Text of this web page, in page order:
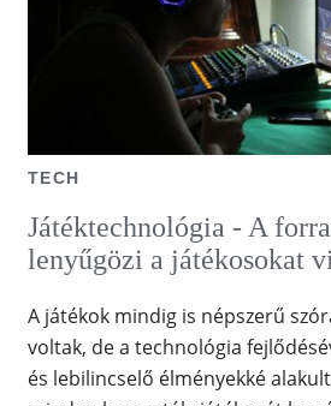
TECH
Játéktechnológia - A
lenyűgözi a játékosokat
A játékok mindig is népszerű
voltak, de a technológia
és lebilincselő élményekké